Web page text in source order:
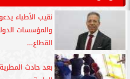
نقيب الأطباء
والمؤسسات
القطاع...
بعد حادث